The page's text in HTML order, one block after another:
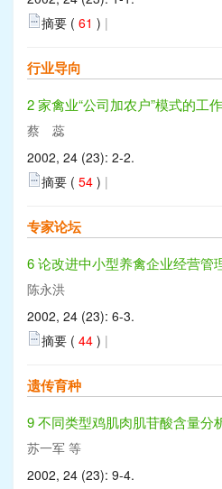
摘要 ( 61 ) |
行业导向
2 家禽业“公司加农户”模式的工
蔡 蕊
2002, 24 (23): 2-2.
摘要 ( 54 ) |
专家论坛
6 论改进中小型养禽企业经营管
陈永洪
2002, 24 (23): 6-3.
摘要 ( 44 ) |
遗传育种
9 不同类型鸡肌肉肌苷酸含量分
苏一军 等
2002, 24 (23): 9-4.